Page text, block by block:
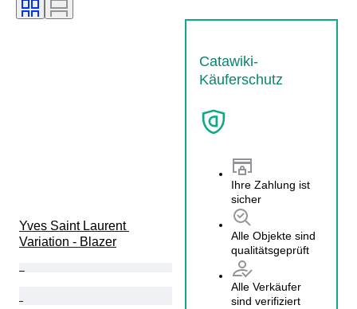
Catawiki-
Käuferschutz
Ihre Zahlung ist
sicher
Alle Objekte sind
qualitätsgeprüft
Alle Verkäufer
sind verifiziert
Yves Saint Laurent
Variation - Blazer